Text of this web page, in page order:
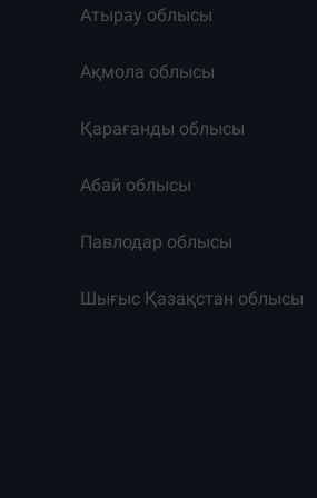
Атырау облысы
Ақмола облысы
Қарағанды облысы
Абай облысы
Павлодар облысы
Шығыс Қазақстан облысы